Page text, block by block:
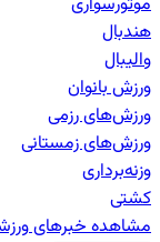
هندبال
والیبال
ورزش بانوان
ورزش‌های رزمی
ورزش‌های زمستانی
وزنه‌برداری
کشتی
مشاهده خبرهای